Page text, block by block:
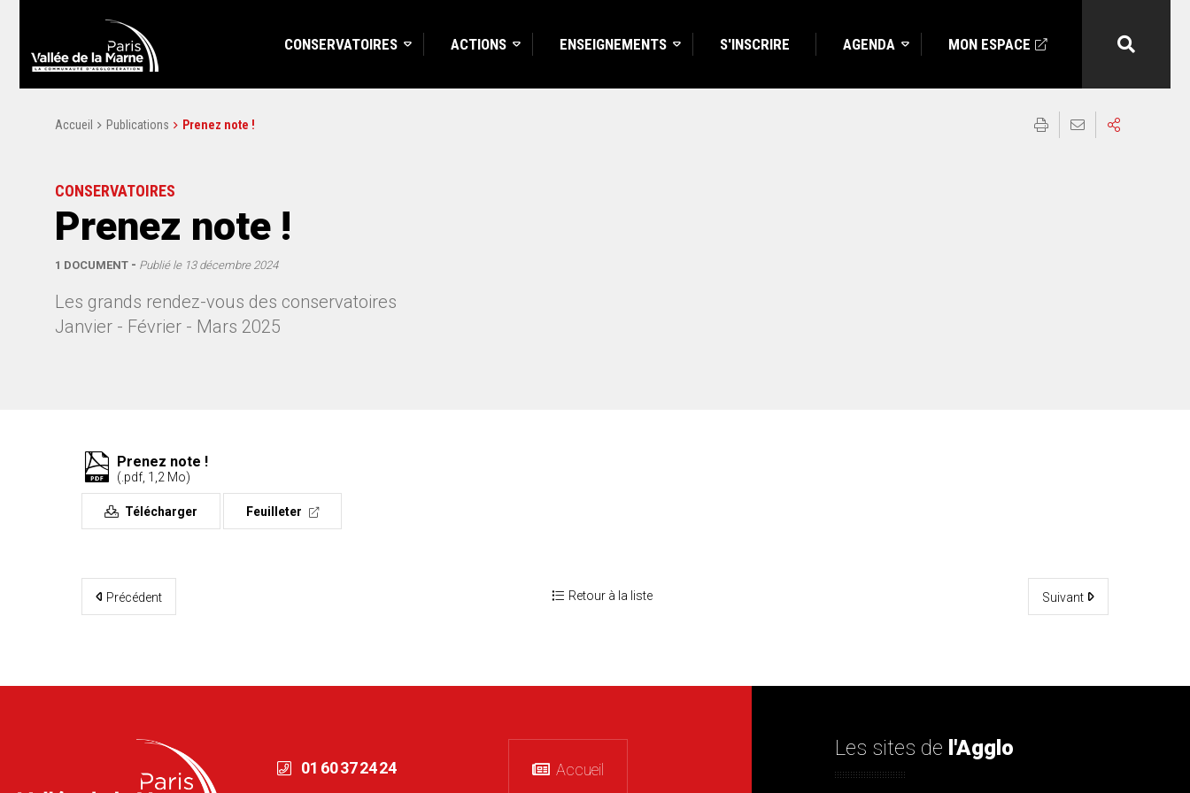
CONSERVATOIRES ACTIONS ENSEIGNEMENTS S'INSCRIRE AGENDA MON ESPACE
Accueil Publications Prenez note !
CONSERVATOIRES
Prenez note !
1 DOCUMENT Publié le13 décembre 2024
Les grands rendez-vous des conservatoires
Janvier - Février - Mars 2025
Prenez note !
(.pdf, 1,2 Mo)
Télécharger Feuilleter
Précédent Retour à la liste Suivant
01 60 37 24 24 Accueil
Les sites de l'Agglo